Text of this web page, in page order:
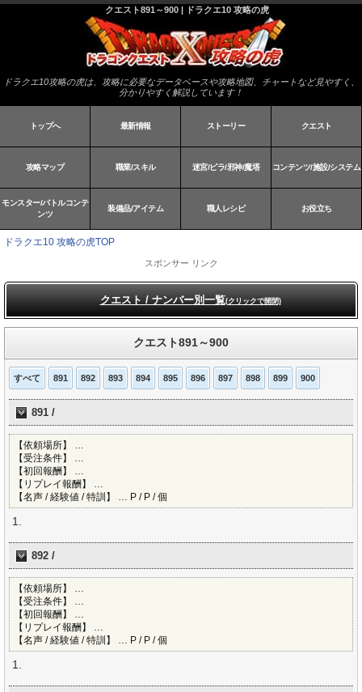
クエスト891～900 | ドラクエ10 攻略の虎
ドラクエ10攻略の虎は、攻略に必要なデータベースや攻略地図、チャートなど見やすく、
分かりやすく解説しています！
トップへ 最新情報 ストーリー クエスト
攻略マップ 職業/スキル 迷宮/ピラ/邪神/魔塔 コンテンツ/施設/システム
モンスター/バトルコンテ
ンツ
装備品/アイテム 職人レシピ お役立ち
ドラクエ10 攻略の虎TOP
スポンサー リンク
クエスト / ナンバー別一覧(クリックで開閉)
クエスト891～900
すべて 891 892 893 894 895 896 897 898 899 900
891 /
【依頼場所】 …
【受注条件】 …
【初回報酬】 …
【リプレイ報酬】 …
【名声 / 経験値 / 特訓】 … P / P / 個
892 /
【依頼場所】 …
【受注条件】 …
【初回報酬】 …
【リプレイ報酬】 …
【名声 / 経験値 / 特訓】 … P / P / 個